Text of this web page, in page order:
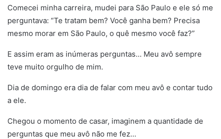
Comecei minha carreira, mudei para São Paulo e ele só me
perguntava: “Te tratam bem? Você ganha bem? Precisa
mesmo morar em São Paulo, o quê mesmo você faz?”
E assim eram as inúmeras perguntas… Meu avô sempre
teve muito orgulho de mim.
Dia de domingo era dia de falar com meu avô e contar tudo
a ele.
Chegou o momento de casar, imaginem a quantidade de
perguntas que meu avô não me fez…